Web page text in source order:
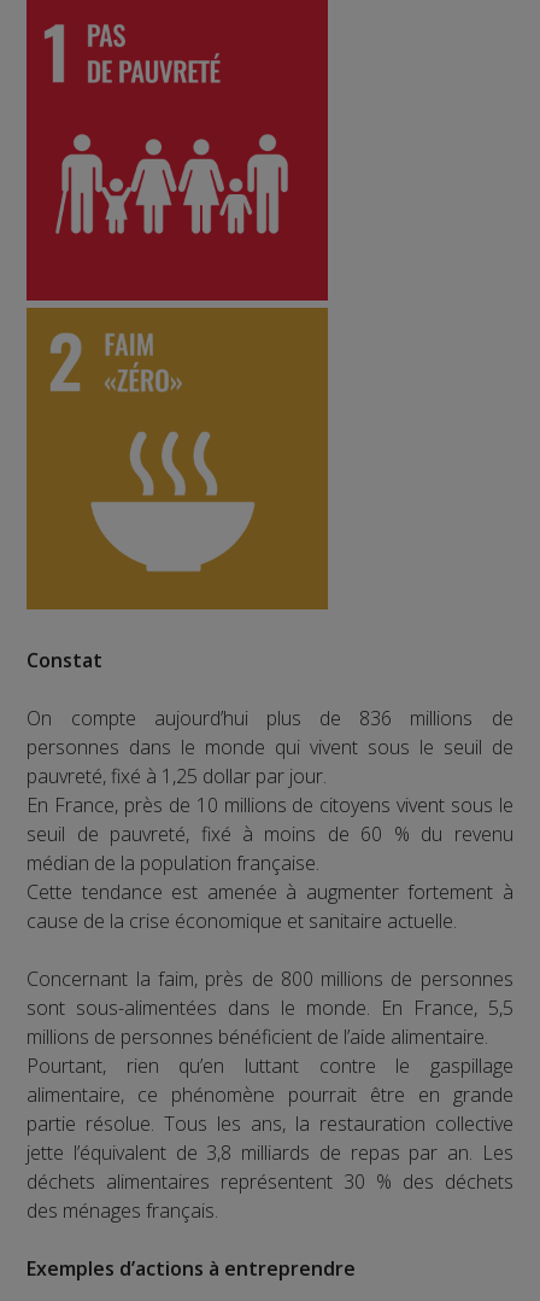
Constat
On compte aujourd’hui plus de 836 millions de
personnes dans le monde qui vivent sous le seuil de
pauvreté, fixé à 1,25 dollar par jour.
En France, près de 10 millions de citoyens vivent sous le
seuil de pauvreté, fixé à moins de 60 % du revenu
médian de la population française.
Cette tendance est amenée à augmenter fortement à
cause de la crise économique et sanitaire actuelle.
Concernant la faim, près de 800 millions de personnes
sont sous-alimentées dans le monde. En France, 5,5
millions de personnes bénéficient de l’aide alimentaire.
Pourtant, rien qu’en luttant contre le gaspillage
alimentaire, ce phénomène pourrait être en grande
partie résolue. Tous les ans, la restauration collective
jette l’équivalent de 3,8 milliards de repas par an. Les
déchets alimentaires représentent 30 % des déchets
des ménages français.
Exemples d’actions à entreprendre